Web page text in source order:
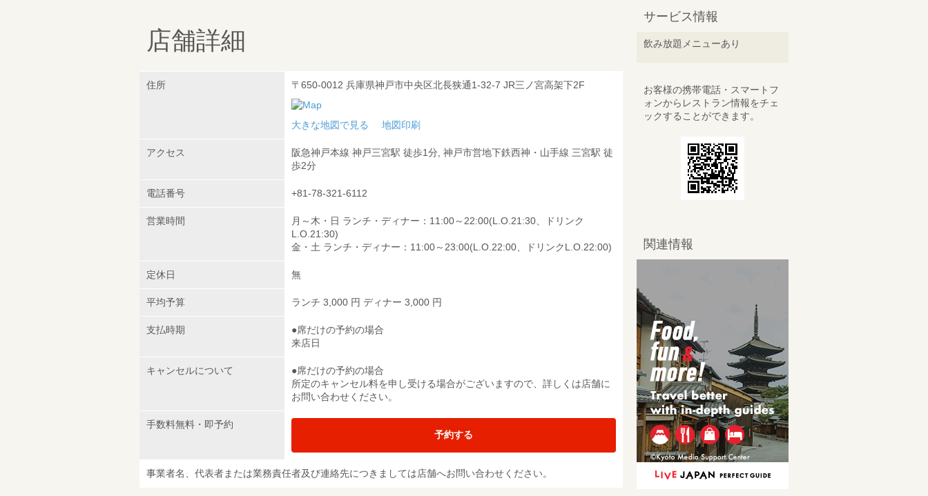
店舗詳細
住所 〒650-0012 兵庫県神戸市中央区北長狭通1-32-7 JR三ノ宮高架下2F
大きな地図で見る 地図印刷
アクセス
阪急神戸本線 神戸三宮駅 徒歩1分, 神戸市営地下鉄西神・山手線 三宮駅 徒
歩2分
電話番号 +81-78-321-6112
営業時間
月～木・日 ランチ・ディナー：11:00～22:00(L.O.21:30、ドリンク
L.O.21:30)
金・土 ランチ・ディナー：11:00～23:00(L.O.22:00、ドリンクL.O.22:00)
定休日 無
平均予算 ランチ 3,000 円 ディナー 3,000 円
支払時期
●席だけの予約の場合
来店日
キャンセルについて
●席だけの予約の場合
所定のキャンセル料を申し受ける場合がございますので、詳しくは店舗に
お問い合わせください。
手数料無料・即予約
予約する
事業者名、代表者または業務責任者及び連絡先につきましては店舗へお問い合わせください。
サービス情報
飲み放題メニューあり
お客様の携帯電話・スマートフ
ォンからレストラン情報をチェ
ックすることができます。
関連情報